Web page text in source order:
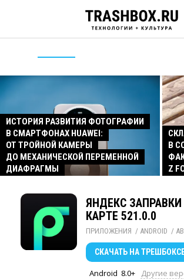
ИСТОРИЯ РАЗВИТИЯ ФОТОГРАФИИ
В СМАРТФОНАХ HUAWEI:
ОТ ТРОЙНОЙ КАМЕРЫ
ДО МЕХАНИЧЕСКОЙ ПЕРЕМЕННОЙ
ДИАФРАГМЫ
В
Z
ЯНДЕКС
КАРТЕ 521.0.0
ПРИЛОЖЕНИЯ / ANDROID /
СКАЧАТЬ НА
Android 8.0+ Другие